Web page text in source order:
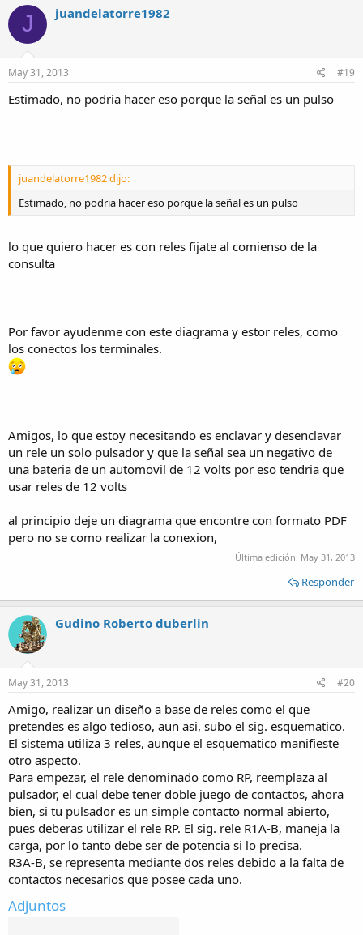
J juandelatorre1982
May 31, 2013 #19
Estimado, no podria hacer eso porque la señal es un pulso
juandelatorre1982 dijo:
Estimado, no podria hacer eso porque la señal es un pulso
lo que quiero hacer es con reles fijate al comienso de la
consulta
Por favor ayudenme con este diagrama y estor reles, como
los conectos los terminales.
Amigos, lo que estoy necesitando es enclavar y desenclavar
un rele un solo pulsador y que la señal sea un negativo de
una bateria de un automovil de 12 volts por eso tendria que
usar reles de 12 volts
al principio deje un diagrama que encontre con formato PDF
pero no se como realizar la conexion,
Última edición: May 31, 2013
Responder
Gudino Roberto duberlin
May 31, 2013 #20
Amigo, realizar un diseño a base de reles como el que
pretendes es algo tedioso, aun asi, subo el sig. esquematico.
El sistema utiliza 3 reles, aunque el esquematico manifieste
otro aspecto.
Para empezar, el rele denominado como RP, reemplaza al
pulsador, el cual debe tener doble juego de contactos, ahora
bien, si tu pulsador es un simple contacto normal abierto,
pues deberas utilizar el rele RP. El sig. rele R1A-B, maneja la
carga, por lo tanto debe ser de potencia si lo precisa.
R3A-B, se representa mediante dos reles debido a la falta de
contactos necesarios que posee cada uno.
Adjuntos